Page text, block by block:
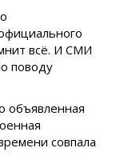
всё. И СМИ
поводу
объявленная
совпала